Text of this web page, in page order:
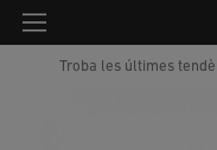
Troba les últimes